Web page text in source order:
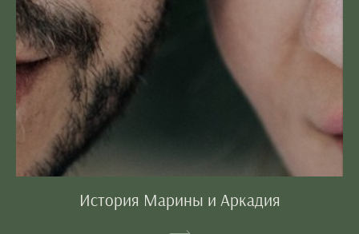
История Марины и Аркадия